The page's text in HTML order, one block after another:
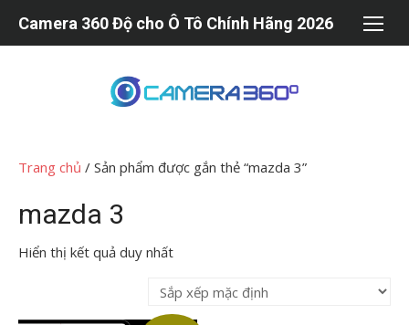
Camera 360 Độ cho Ô Tô Chính Hãng 2026
Trang chủ / Sản phẩm được gắn thẻ “mazda 3”
mazda 3
Hiển thị kết quả duy nhất